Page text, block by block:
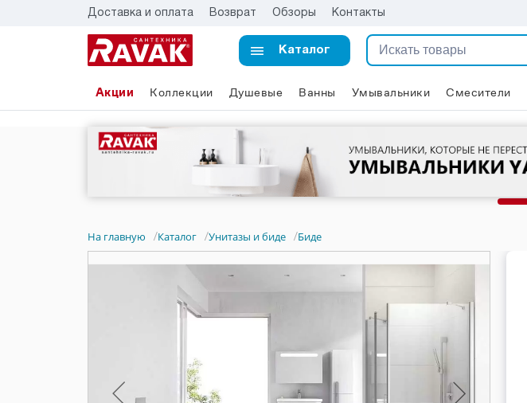
Доставка и оплата Возврат Обзоры Контакты
Каталог
Акции Коллекции Душевые Ванны Умывальники Смесители
На главную /Каталог /Унитазы и биде /Биде